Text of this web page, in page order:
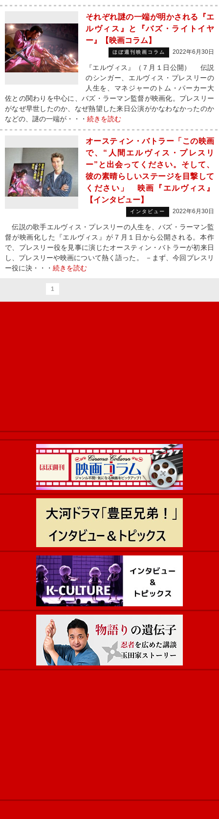
それぞれ謎の一端が明かされる『エ
ルヴィス』と『バズ・ライトイヤ
ー』【映画コラム】
ほぼ週刊映画コラム 2022年6月30日
『エルヴィス』（７月１日公開） 伝説
のシンガー、エルヴィス・プレスリーの
人生を、マネジャーのトム・パーカー大
佐との関わりを中心に、バズ・ラーマン監督が映画化。プレスリー
がなぜ早世したのか、なぜ熱望した来日公演がかなわなかったのか
などの、謎の一端が・・・ 続きを読む
オースティン・バトラー「この映画
で、“人間エルヴィス・プレスリ
ー”と出会ってください。そして、
彼の素晴らしいステージを目撃して
ください」 映画『エルヴィス』
【インタビュー】
インタビュー 2022年6月30日
伝説の歌手エルヴィス・プレスリーの人生を、バズ・ラーマン監
督が映画化した『エルヴィス』が７月１日から公開される。本作
で、プレスリー役を見事に演じたオースティン・バトラーが初来日
し、プレスリーや映画について熱く語った。 －まず、今回プレスリ
ー役に決・・・ 続きを読む
1